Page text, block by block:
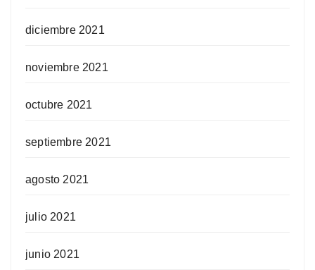
diciembre 2021
noviembre 2021
octubre 2021
septiembre 2021
agosto 2021
julio 2021
junio 2021